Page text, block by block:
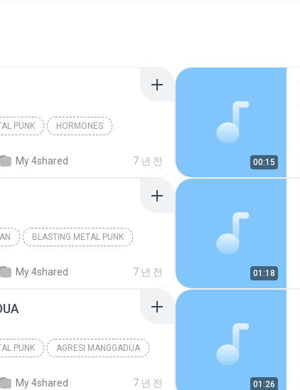
PUNK HORMONES
My 4shared 7 년 전 00:15
BLASTING METAL PUNK
My 4shared 7 년 전 01:18
PUNK AGRESI MANGGADUA
My 4shared 7 년 전 01:26